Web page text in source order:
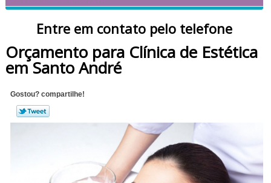
Entre em contato pelo telefone
Orçamento para Clínica de Estética
em Santo André
Gostou? compartilhe!